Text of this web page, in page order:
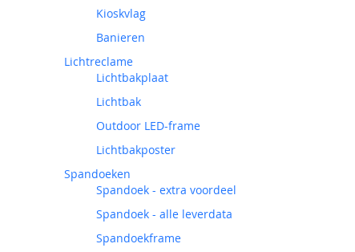
Kioskvlag
Banieren
Lichtreclame
Lichtbakplaat
Lichtbak
Outdoor LED-frame
Lichtbakposter
Spandoeken
Spandoek - extra voordeel
Spandoek - alle leverdata
Spandoekframe